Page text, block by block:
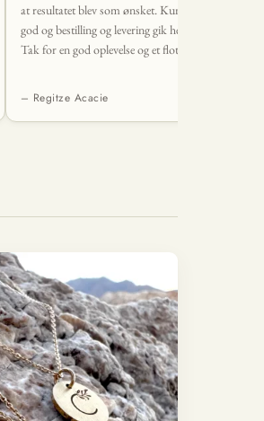
at resultatet blev som ønsket. Kundeservice var
god og bestilling og levering gik helt uden
Tak for en god oplevelse og et flot smykke <3
– Regitze Acacie